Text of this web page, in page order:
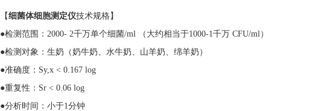
【细菌体细胞测定仪技术规格】
●检测范围：2000- 2千万单个细菌/ml （大约相当于1000-1千万 CFU/ml）
●检测对象：生奶（奶牛奶、水牛奶、山羊奶、绵羊奶）
●准确度：Sy,x < 0.167 log
●重复性：Sr < 0.06 log
●分析时间：小于1分钟